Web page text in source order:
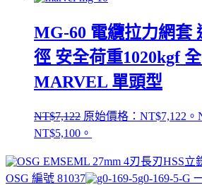
MG-60 電纜拉力網套
徑 安全荷重1020kgf
MARVEL 單頭型
NT$7,122 原始價格：NT$7,122。
NT$5,100。
EML 27mm 4刃長刃HSS立
OSG 編號 81037
g0-169-5-G